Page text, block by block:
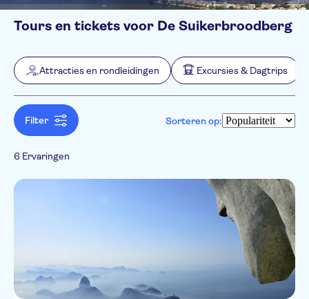
FiltersPrijs (per volwassene)
Min. € Max. €
NO-PICKUP
Ticketopties
Instant confirmation
Free cancellation
Entree inbegrepen
Tour met gids
Subject expert guide
Categorieën
Attracties en rondleidingen
Monumenten
Excursies & Dagtrips
Activiteiten
Activiteiten in de lucht
Taal
Engels
Spaans
Tours en tickets voor De Suikerbroodberg
Attracties en rondleidingen Excursies & Dagtrips
Filter Sorteren op:
6 Ervaringen